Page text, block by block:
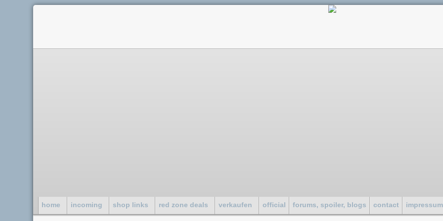
home incoming shop links red zone deals verkaufen official forums, spoiler, blogs contact impressum